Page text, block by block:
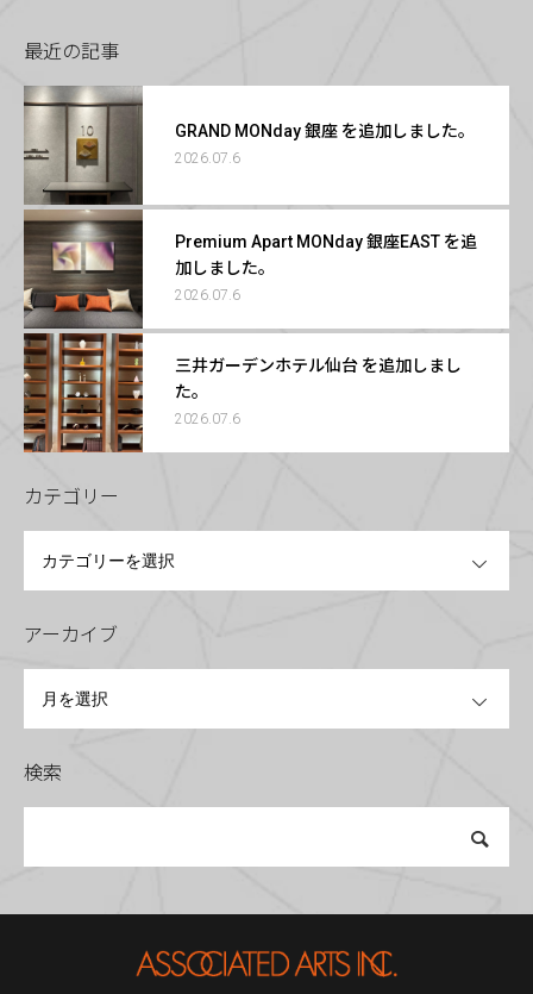
最近の記事
GRAND MONday 銀座 を追加しました。
2026.07.6
Premium Apart MONday 銀座EAST を追
加しました。
2026.07.6
三井ガーデンホテル仙台 を追加しまし
た。
2026.07.6
カテゴリー
アーカイブ
検索